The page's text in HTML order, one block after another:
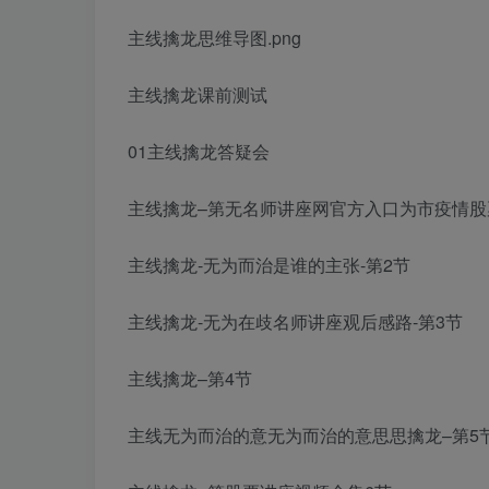
主线擒龙思维导图.png
主线擒龙课前测试
01主线擒龙答疑会
主线擒龙–第无名师讲座网官方入口为市疫情
主线擒龙-无为而治是谁的主张-第2节
主线擒龙-无为在歧名师讲座观后感路-第3节
主线擒龙–第4节
主线无为而治的意无为而治的意思思擒龙–第5